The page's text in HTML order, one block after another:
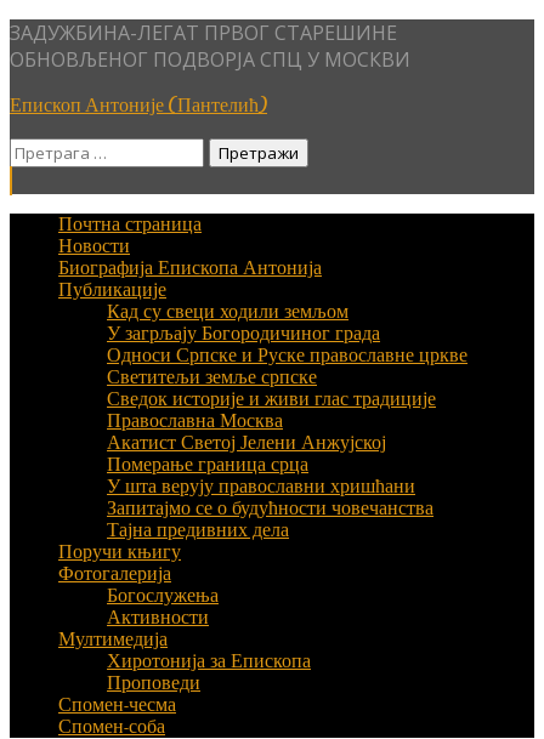
Skip
to
ЗАДУЖБИНА-ЛЕГАТ ПРВОГ СТАРЕШИНЕ
ОБНОВЉЕНОГ ПОДВОРЈА СПЦ У МОСКВИ
Епископ Антоније (Пантелић)
Претрага
Почтна страница
Новости
Биографија Епископа Антонија
Публикације
Кад су свеци ходили земљом
У загрљају Богородичиног града
Односи Српске и Руске православне цркве
Светитељи земље српске
Сведок историје и живи глас традиције
Православна Москва
Акатист Светој Јелени Анжујској
Померање граница срца
У шта верују православни хришћани
Запитајмо се о будућности човечанства
Тајна предивних дела
Поручи књигу
Фотогалерија
Богослужења
Активности
Мултимедија
Хиротонија за Епископа
Проповеди
Спомен-чесма
Спомен-соба